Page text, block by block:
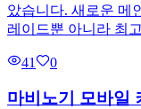
았습니다. 새로운 메
레이드뿐 아니라 최
41 0
마비노기 모바일